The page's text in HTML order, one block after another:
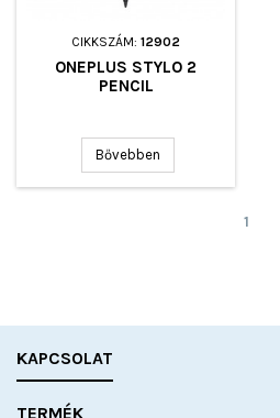
CIKKSZÁM: 12902
ONEPLUS STYLO 2
PENCIL
Bővebben
1
KAPCSOLAT
TERMÉK